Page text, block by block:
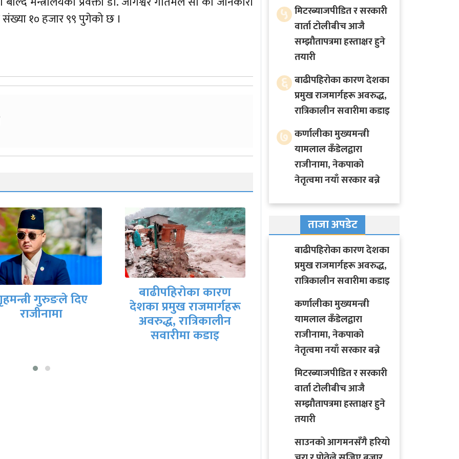
१० हजार ९९ पुगेको छ ।
कारण
प्रमुख राजमार्गहरू
अवरुद्ध, रात्रिकालीन
मिटरब्याजपीडित र
सरकारी वार्ता टोलीबीच
आजै सम्झौतापत्रमा
हस्ताक्षर हुने तयारी
साउनको आगमनसँगै
हरियो चुरा र पोतेले सजिए
बजार, किन्नेको लाग्यो…
५ मिटरब्याजपीडित र सरकारी
वार्ता टोलीबीच आजै
सम्झौतापत्रमा हस्ताक्षर हुने
तयारी
६ बाढीपहिरोका कारण देशका
प्रमुख राजमार्गहरू अवरुद्ध,
रात्रिकालीन सवारीमा कडाइ
७ कर्णालीका मुख्यमन्त्री
यामलाल कँडेलद्वारा
राजीनामा, नेकपाको
नेतृत्वमा नयाँ सरकार बन्ने
ताजा अपडेट
बाढीपहिरोका कारण देशका
प्रमुख राजमार्गहरू अवरुद्ध,
रात्रिकालीन सवारीमा कडाइ
कर्णालीका मुख्यमन्त्री
यामलाल कँडेलद्वारा
राजीनामा, नेकपाको
नेतृत्वमा नयाँ सरकार बन्ने
मिटरब्याजपीडित र सरकारी
वार्ता टोलीबीच आजै
सम्झौतापत्रमा हस्ताक्षर हुने
तयारी
साउनको आगमनसँगै हरियो